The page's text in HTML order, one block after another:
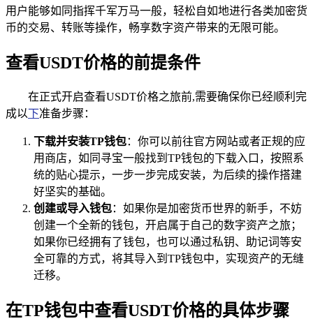
用户能够如同指挥千军万马一般，轻松自如地进行各类加密货
币的交易、转账等操作，畅享数字资产带来的无限可能。
查看USDT价格的前提条件
在正式开启查看USDT价格之旅前,需要确保你已经顺利完
成以下准备步骤：
下载并安装TP钱包：你可以前往官方网站或者正规的应
用商店，如同寻宝一般找到TP钱包的下载入口，按照系
统的贴心提示，一步一步完成安装，为后续的操作搭建
好坚实的基础。
创建或导入钱包：如果你是加密货币世界的新手，不妨
创建一个全新的钱包，开启属于自己的数字资产之旅；
如果你已经拥有了钱包，也可以通过私钥、助记词等安
全可靠的方式，将其导入到TP钱包中，实现资产的无缝
迁移。
在TP钱包中查看USDT价格的具体步骤